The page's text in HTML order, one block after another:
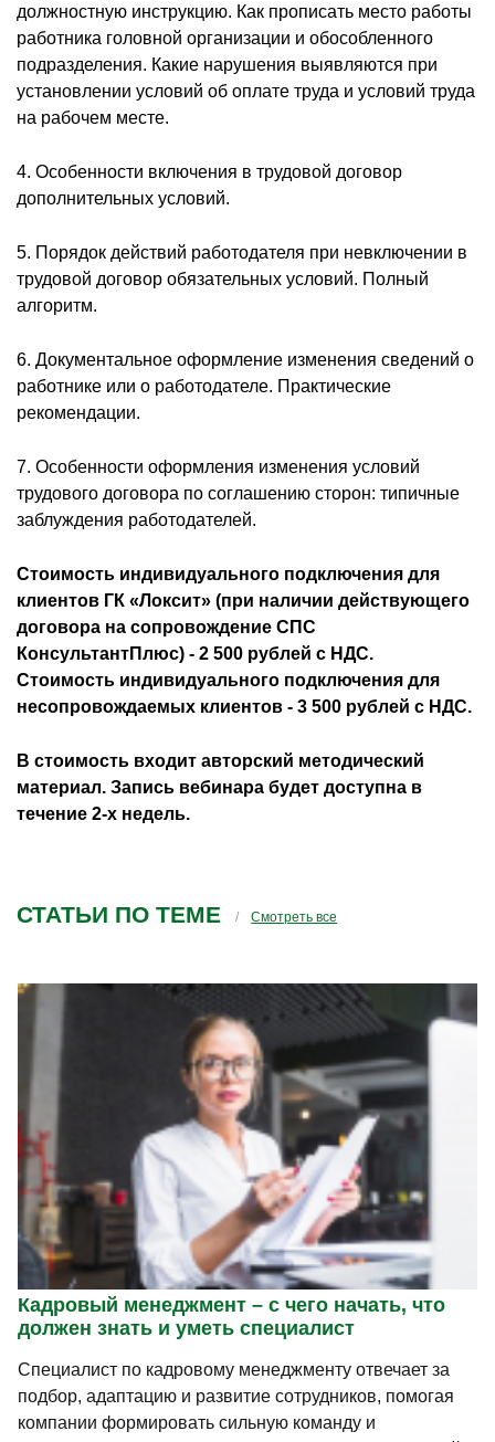
должностную инструкцию. Как прописать место работы
работника головной организации и обособленного
подразделения. Какие нарушения выявляются при
установлении условий об оплате труда и условий труда
на рабочем месте.
4. Особенности включения в трудовой договор
дополнительных условий.
5. Порядок действий работодателя при невключении в
трудовой договор обязательных условий. Полный
алгоритм.
6. Документальное оформление изменения сведений о
работнике или о работодателе. Практические
рекомендации.
7. Особенности оформления изменения условий
трудового договора по соглашению сторон: типичные
заблуждения работодателей.
Стоимость индивидуального подключения для
клиентов ГК «Локсит» (при наличии действующего
договора на сопровождение СПС
КонсультантПлюс) - 2 500 рублей с НДС.
Стоимость индивидуального подключения для
несопровождаемых клиентов - 3 500 рублей с НДС.
В стоимость входит авторский методический
материал. Запись вебинара будет доступна в
течение 2-х недель.
СТАТЬИ ПО ТЕМЕ Смотреть все
Кадровый менеджмент – с чего начать, что
должен знать и уметь специалист
Специалист по кадровому менеджменту отвечает за
подбор, адаптацию и развитие сотрудников, помогая
компании формировать сильную команду и